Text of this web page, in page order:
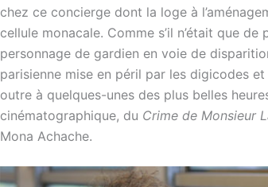
chez ce concierge dont la loge à
cellule monacale. Comme s’il n’était que
personnage de gardien en voie de
parisienne mise en péril par les digicodes
outre à quelques-unes des plus belles
cinématographique, du Crime de Monsieur
Mona Achache.